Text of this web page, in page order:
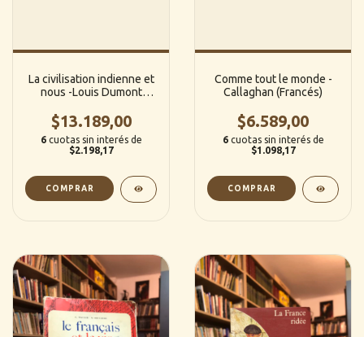
La civilisation indienne et
nous -Louis Dumont
$13.189,00
6 cuotas sin interés de
$2.198,17
Comme tout le monde -
Callaghan (Francés)
$6.589,00
6 cuotas sin interés de
$1.098,17